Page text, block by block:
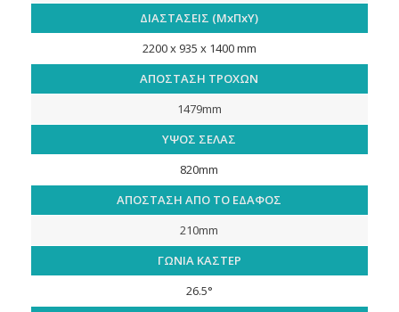
ΔΙΑΣΤΑΣΕΙΣ (ΜxΠxΥ)
2200 x 935 x 1400 mm
ΑΠΟΣΤΑΣΗ ΤΡΟΧΩΝ
1479mm
ΥΨΟΣ ΣΕΛΑΣ
820mm
ΑΠΟΣΤΑΣΗ ΑΠΟ ΤΟ ΕΔΑΦΟΣ
210mm
ΓΩΝΙΑ ΚΑΣΤΕΡ
26.5°